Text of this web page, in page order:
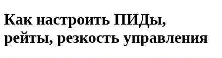
Как настроить ПИДы,
рейты, резкость управления